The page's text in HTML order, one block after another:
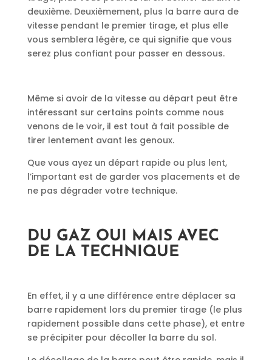
deuxième. Deuxièmement, plus la barre aura de
vitesse pendant le premier tirage, et plus elle
vous semblera légère, ce qui signifie que vous
serez plus confiant pour passer en dessous.
Même si avoir de la vitesse au départ peut être
intéressant sur certains points comme nous
venons de le voir, il est tout à fait possible de
tirer lentement avant les genoux.
Que vous ayez un départ rapide ou plus lent,
l’important est de garder vos placements et de
ne pas dégrader votre technique.
DU GAZ OUI MAIS AVEC
DE LA TECHNIQUE
En effet, il y a une différence entre déplacer sa
barre rapidement lors du premier tirage (le plus
rapidement possible dans cette phase), et entre
se précipiter pour décoller la barre du sol.